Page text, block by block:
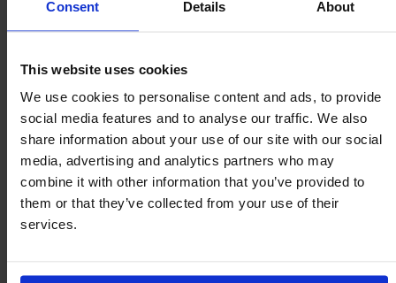
Consent Details About
This website uses cookies
We use cookies to personalise content and ads, to provide
social media features and to analyse our traffic. We also
share information about your use of our site with our social
media, advertising and analytics partners who may
combine it with other information that you’ve provided to
them or that they’ve collected from your use of their
services.
Porca e arruela Nyloc + Kits
insertores de madeira em ‘T’
Use com as séries 81 e 91 para serviços pesados, a
série MSP para serviços médios e os rolamentos de
esferas Omnicaster.